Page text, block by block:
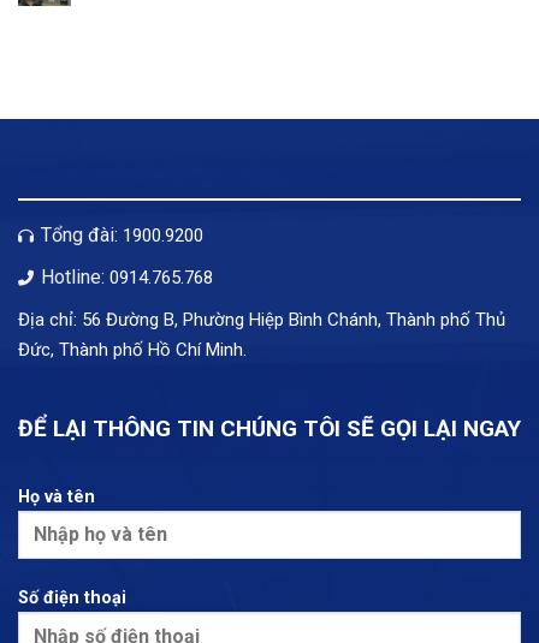
Tổng đài: 1900.9200
Hotline: 0914.765.768
Địa chỉ: 56 Đường B, Phường Hiệp Bình Chánh, Thành phố Thủ
Đức, Thành phố Hồ Chí Minh.
ĐỂ LẠI THÔNG TIN CHÚNG TÔI SẼ GỌI LẠI NGAY
Họ và tên
Số điện thoại